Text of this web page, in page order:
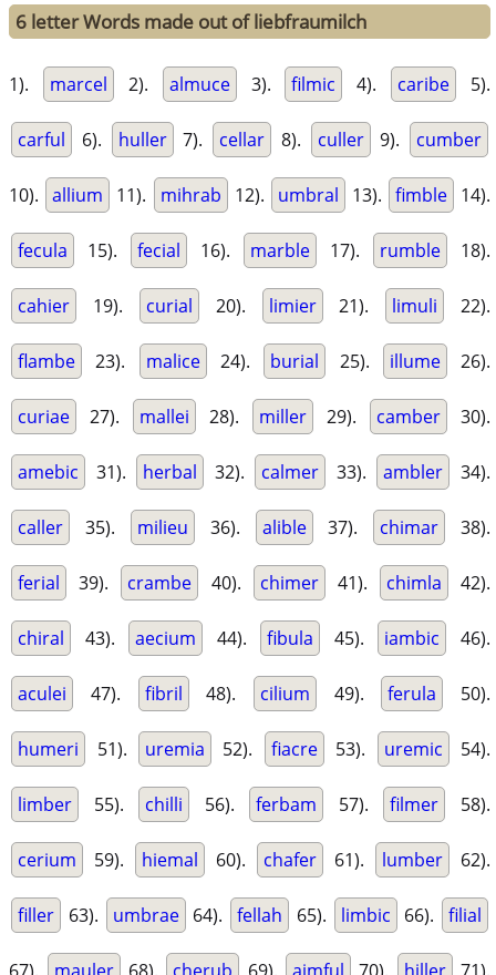
6 letter Words made out of liebfraumilch
1). marcel 2). almuce 3). filmic 4). caribe 5).
carful 6). huller 7). cellar 8). culler 9). cumber
10). allium 11). mihrab 12). umbral 13). fimble 14).
fecula 15). fecial 16). marble 17). rumble 18).
cahier 19). curial 20). limier 21). limuli 22).
flambe 23). malice 24). burial 25). illume 26).
curiae 27). mallei 28). miller 29). camber 30).
amebic 31). herbal 32). calmer 33). ambler 34).
caller 35). milieu 36). alible 37). chimar 38).
ferial 39). crambe 40). chimer 41). chimla 42).
chiral 43). aecium 44). fibula 45). iambic 46).
aculei 47). fibril 48). cilium 49). ferula 50).
humeri 51). uremia 52). fiacre 53). uremic 54).
limber 55). chilli 56). ferbam 57). filmer 58).
cerium 59). hiemal 60). chafer 61). lumber 62).
filler 63). umbrae 64). fellah 65). limbic 66). filial